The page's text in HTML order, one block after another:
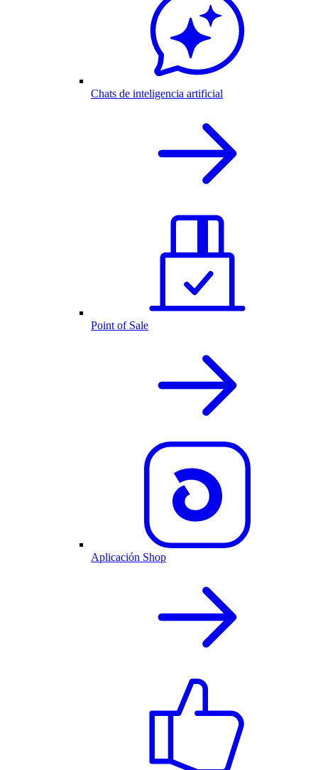
Chats de inteligencia artificial
Point of Sale
Aplicación Shop